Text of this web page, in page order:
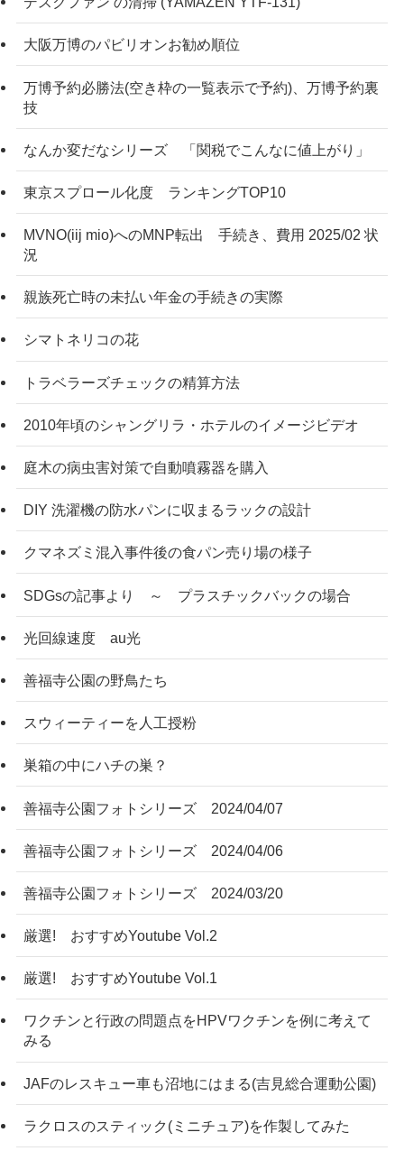
大阪万博のパビリオンお勧め順位
万博予約必勝法(空き枠の一覧表示で予約)、万博予約裏
技
なんか変だなシリーズ 「関税でこんなに値上がり」
東京スプロール化度 ランキングTOP10
MVNO(iij mio)へのMNP転出 手続き、費用 2025/02 状
況
親族死亡時の未払い年金の手続きの実際
シマトネリコの花
トラベラーズチェックの精算方法
2010年頃のシャングリラ・ホテルのイメージビデオ
庭木の病虫害対策で自動噴霧器を購入
DIY 洗濯機の防水パンに収まるラックの設計
クマネズミ混入事件後の食パン売り場の様子
SDGsの記事より ～ プラスチックバックの場合
光回線速度 au光
善福寺公園の野鳥たち
スウィーティーを人工授粉
巣箱の中にハチの巣？
善福寺公園フォトシリーズ 2024/04/07
善福寺公園フォトシリーズ 2024/04/06
善福寺公園フォトシリーズ 2024/03/20
厳選! おすすめYoutube Vol.2
厳選! おすすめYoutube Vol.1
ワクチンと行政の問題点をHPVワクチンを例に考えて
みる
JAFのレスキュー車も沼地にはまる(吉見総合運動公園)
ラクロスのスティック(ミニチュア)を作製してみた